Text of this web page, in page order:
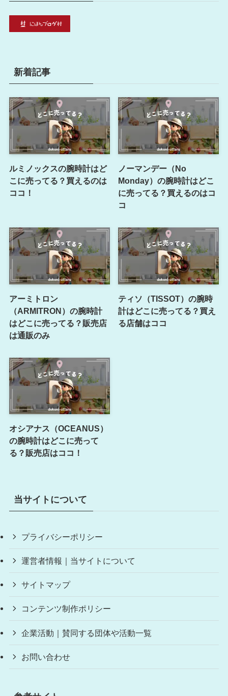
新着記事
ルミノックスの腕時計はど
こに売ってる？買えるのは
ココ！
ノーマンデー（No
Monday）の腕時計はどこ
に売ってる？買えるのはコ
コ
アーミトロン
（ARMITRON）の腕時計
はどこに売ってる？販売店
は通販のみ
ティソ（TISSOT）の腕時
計はどこに売ってる？買え
る店舗はココ
オシアナス（OCEANUS）
の腕時計はどこに売って
る？販売店はココ！
当サイトについて
プライバシーポリシー
運営者情報｜当サイトについて
サイトマップ
コンテンツ制作ポリシー
企業活動｜賛同する団体や活動一覧
お問い合わせ